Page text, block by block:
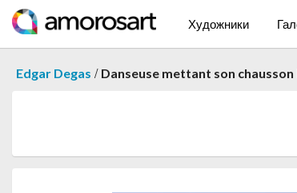
Художники
Edgar Degas / Danseuse mettant son chausson